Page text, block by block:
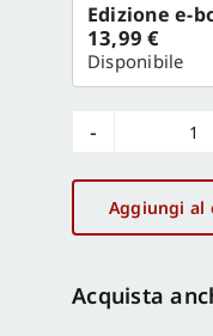
Edizione e-
13,99 €
Disponibile
Aggiungi al
Acquista